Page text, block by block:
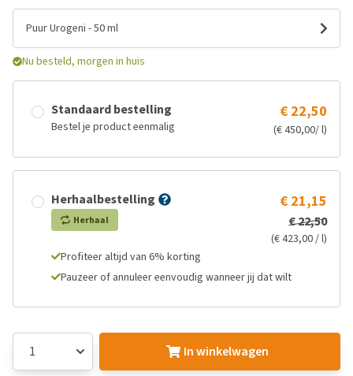
Puur Urogeni - 50 ml
Nu besteld, morgen in huis
Standaard bestelling
Bestel je product eenmalig
€ 22,50
(€ 450,00/ l)
Herhaalbestelling
Herhaal
€ 21,15
€ 22,50
(€ 423,00 / l)
Profiteer altijd van 6% korting
Pauzeer of annuleer eenvoudig wanneer jij dat wilt
In winkelwagen